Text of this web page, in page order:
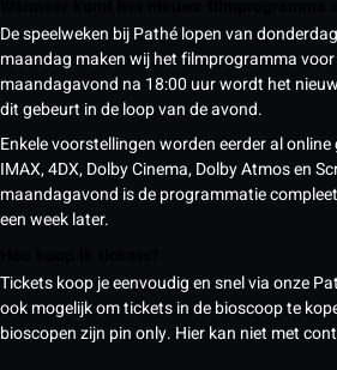
De speelweken bij Pathé lopen van
maandag maken wij het filmprogramma voor
maandagavond na 18:00 uur wordt het
dit gebeurt in de loop van de avond.
Enkele voorstellingen worden eerder al
IMAX, 4DX, Dolby Cinema, Dolby Atmos en
maandagavond is de programmatie
een week later.
Tickets koop je eenvoudig en snel via onze
ook mogelijk om tickets in de bioscoop te
bioscopen zijn pin only. Hier kan niet met